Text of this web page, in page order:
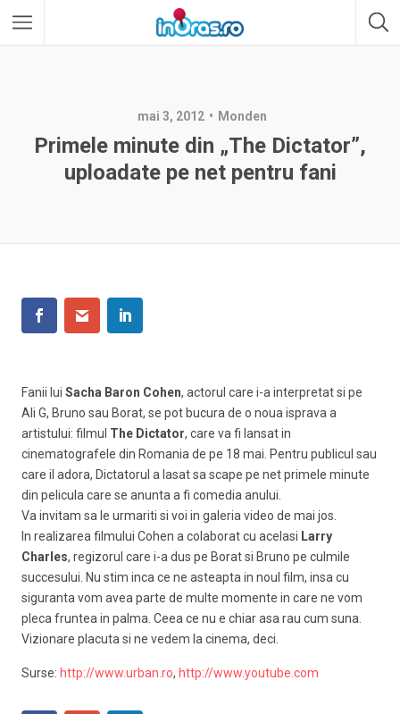
mai 3, 2012 Monden
Primele minute din „The Dictator”,
uploadate pe net pentru fani
Fanii lui Sacha Baron Cohen, actorul care i-a interpretat si pe
Ali G, Bruno sau Borat, se pot bucura de o noua isprava a
artistului: filmul The Dictator, care va fi lansat in
cinematografele din Romania de pe 18 mai. Pentru publicul sau
care il adora, Dictatorul a lasat sa scape pe net primele minute
din pelicula care se anunta a fi comedia anului.
Va invitam sa le urmariti si voi in galeria video de mai jos.
In realizarea filmului Cohen a colaborat cu acelasi Larry
Charles, regizorul care i-a dus pe Borat si Bruno pe culmile
succesului. Nu stim inca ce ne asteapta in noul film, insa cu
siguranta vom avea parte de multe momente in care ne vom
pleca fruntea in palma. Ceea ce nu e chiar asa rau cum suna.
Vizionare placuta si ne vedem la cinema, deci.
Surse: http://www.urban.ro, http://www.youtube.com